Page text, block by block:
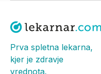
Prva spletna lekarna,
kjer je zdravje
vrednota.